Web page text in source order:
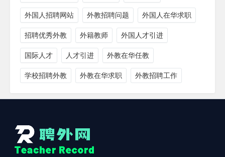
外国人招聘网站 外教招聘问题 外国人在华求职
招聘优秀外教 外籍教师 外国人才引进
国际人才 人才引进 外教在华任教
学校招聘外教 外教在华求职 外教招聘工作